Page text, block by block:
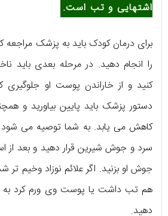
اشتهایی و تب است.
برای درمان کودک باید به پزشک مراجعه
را انجام دهید. در مرحله بعدی باید
کنید و از خاراندن پوست او جلوگیری
دستور پزشک باید پایین بیاورید و
کاهش می یابد. به شما توصیه می شود
سرد و جوش شیرین قرار دهید و بعد از
جوش او بزنید. اگر علائم نوزاد وخیم
هم تب داشت یا پوست وی ورم کرد
دهید.